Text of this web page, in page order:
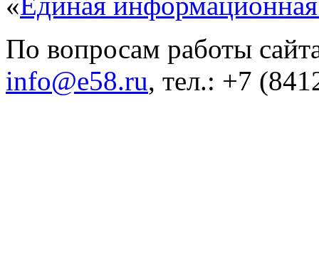
По вопросам работы
info@e58.ru, тел.: +7